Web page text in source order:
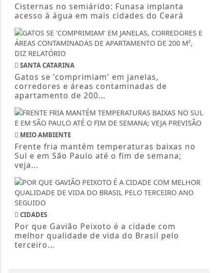
Cisternas no semiárido: Funasa implanta
acesso à água em mais cidades do Ceará
SANTA CATARINA
Gatos se 'comprimiam' em janelas,
corredores e áreas contaminadas de
apartamento de 200...
MEIO AMBIENTE
Frente fria mantém temperaturas baixas no
Sul e em São Paulo até o fim de semana;
veja...
CIDADES
Por que Gavião Peixoto é a cidade com
melhor qualidade de vida do Brasil pelo
terceiro...